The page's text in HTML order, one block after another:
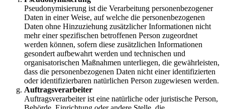
Pseudonymisierung ist die Verarbeitung personenbezogener
Daten in einer Weise, auf welche die personenbezogenen
Daten ohne Hinzuziehung zusätzlicher Informationen nicht
mehr einer spezifischen betroffenen Person zugeordnet
werden können, sofern diese zusätzlichen Informationen
gesondert aufbewahrt werden und technischen und
organisatorischen Maßnahmen unterliegen, die gewährleisten,
dass die personenbezogenen Daten nicht einer identifizierten
oder identifizierbaren natürlichen Person zugewiesen werden.
Auftragsverarbeiter
Auftragsverarbeiter ist eine natürliche oder juristische Person,